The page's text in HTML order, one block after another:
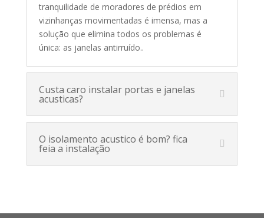
tranquilidade de moradores de prédios em
vizinhanças movimentadas é imensa, mas a
solução que elimina todos os problemas é
única: as janelas antirruído..
Custa caro instalar portas e janelas
acusticas?
O isolamento acustico é bom? fica
feia a instalação